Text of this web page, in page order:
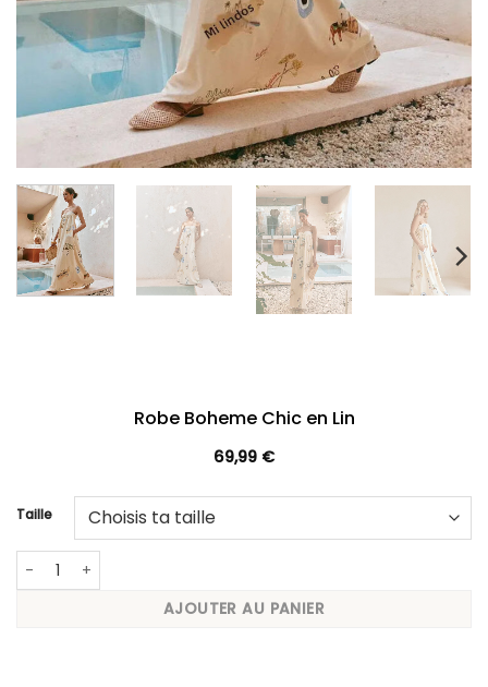
Robe Boheme Chic en Lin
69,99 €
Taille
quantité de Robe Boheme Chic en Lin
AJOUTER AU PANIER